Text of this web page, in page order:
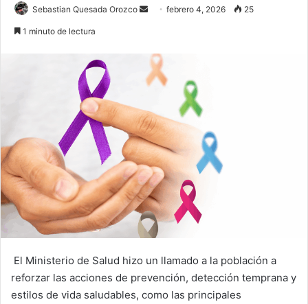
Sebastian Quesada Orozco
Sendfebrero 4, 2026 25
1 minuto de lectura
El Ministerio de Salud hizo un llamado a la población a
reforzar las acciones de prevención, detección temprana y
estilos de vida saludables, como las principales